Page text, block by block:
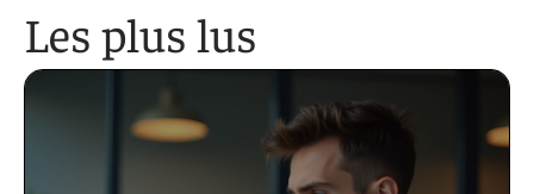
Les plus lus